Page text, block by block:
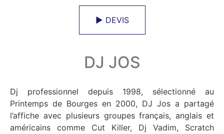
► DEVIS
DJ JOS
Dj professionnel depuis 1998, sélectionné au
Printemps de Bourges en 2000, DJ Jos a partagé
l’affiche avec plusieurs groupes français, anglais et
américains comme Cut Killer, Dj Vadim, Scratch